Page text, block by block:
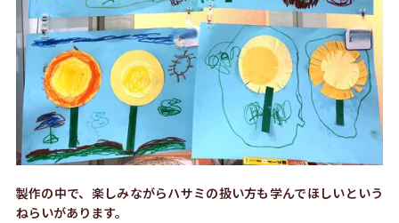
製作の中で、楽しみながらハサミの扱い方も学んでほしいという
ねらいがあります。